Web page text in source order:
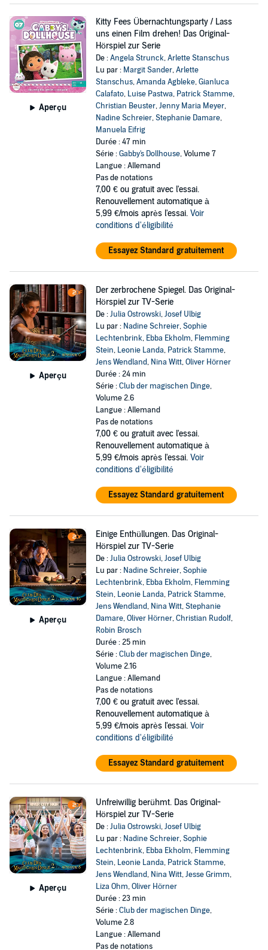
Aperçu
Kitty Fees Übernachtungsparty / Lass
uns einen Film drehen! Das Original-
Hörspiel zur Serie
De :Angela Strunck,Arlette Stanschus
Lu par : Margit Sander,Arlette
Stanschus,Amanda Agbleke,Gianluca
Calafato, Luise Pastwa, Patrick Stamme,
Christian Beuster,Jenny Maria Meyer,
Nadine Schreier,Stephanie Damare,
Manuela Eifrig
Durée : 47 min
Série :Gabby's Dollhouse, Volume 7
Langue : Allemand
Pas de notations
7,00 € ou gratuit avec l'essai.
Renouvellement automatique à
5,99 €/mois après l'essai. Voir
conditions d'éligibilité
Essayez Standard gratuitement
Aperçu
Der zerbrochene Spiegel. Das Original-
Hörspiel zur TV-Serie
De :Julia Ostrowski,Josef Ulbig
Lu par : Nadine Schreier,Sophie
Lechtenbrink, Ebba Ekholm, Flemming
Stein, Leonie Landa, Patrick Stamme,
Jens Wendland, Nina Witt,Oliver Hörner
Durée : 24 min
Série :Club der magischen Dinge,
Volume 2.6
Langue : Allemand
Pas de notations
7,00 € ou gratuit avec l'essai.
Renouvellement automatique à
5,99 €/mois après l'essai. Voir
conditions d'éligibilité
Essayez Standard gratuitement
Aperçu
Einige Enthüllungen. Das Original-
Hörspiel zur TV-Serie
De :Julia Ostrowski,Josef Ulbig
Lu par : Nadine Schreier,Sophie
Lechtenbrink, Ebba Ekholm, Flemming
Stein, Leonie Landa, Patrick Stamme,
Jens Wendland, Nina Witt,Stephanie
Damare,Oliver Hörner,Christian Rudolf,
Robin Brosch
Durée : 25 min
Série :Club der magischen Dinge,
Volume 2.16
Langue : Allemand
Pas de notations
7,00 € ou gratuit avec l'essai.
Renouvellement automatique à
5,99 €/mois après l'essai. Voir
conditions d'éligibilité
Essayez Standard gratuitement
Aperçu
Unfreiwillig berühmt. Das Original-
Hörspiel zur TV-Serie
De :Julia Ostrowski,Josef Ulbig
Lu par : Nadine Schreier,Sophie
Lechtenbrink, Ebba Ekholm, Flemming
Stein, Leonie Landa, Patrick Stamme,
Jens Wendland, Nina Witt,Jesse Grimm,
Liza Ohm,Oliver Hörner
Durée : 23 min
Série :Club der magischen Dinge,
Volume 2.8
Langue : Allemand
Pas de notations